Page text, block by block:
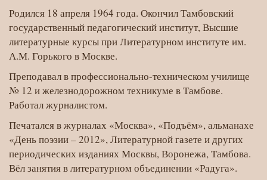
Родился 18 апреля 1964 года. Окончил Тамбовский
государственный педагогический институт, Высшие
литературные курсы при Литературном институте им.
А.М. Горького в Москве.
Преподавал в профессионально-техническом училище
№ 12 и железнодорожном техникуме в Тамбове.
Работал журналистом.
Печатался в журналах «Москва», «Подъём», альманахе
«День поэзии – 2012», Литературной газете и других
периодических изданиях Москвы, Воронежа, Тамбова.
Вёл занятия в литературном объединении «Радуга».